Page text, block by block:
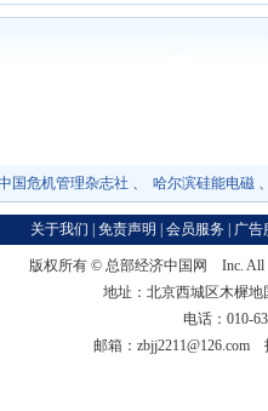
链
国危机管理杂志社 、 哈尔滨硅能电磁
关于我们 免责声明 会员服务 广告
版权所有 © 总部经济中国网
Inc. All
地址：北京西城区木樨
电话：010-
邮箱：zbjj2211@126.com